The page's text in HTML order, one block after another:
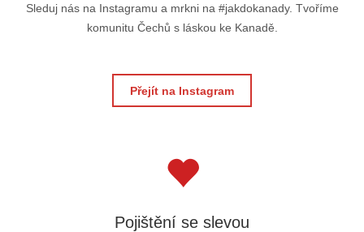
Sleduj nás na Instagramu a mrkni na #jakdokanady. Tvoříme
komunitu Čechů s láskou ke Kanadě.
Přejít na Instagram
Pojištění se slevou